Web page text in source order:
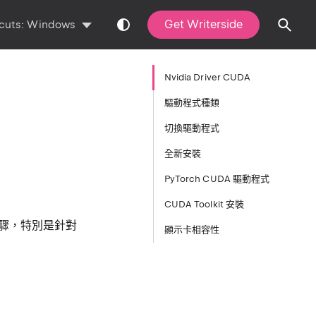
Windows Get Writerside
，特別是針對
Nvidia Driver CUDA
驅動程式種類
切換驅動程式
全新安裝
PyTorch CUDA 驅動程式
CUDA Toolkit 安裝
顯示卡相容性